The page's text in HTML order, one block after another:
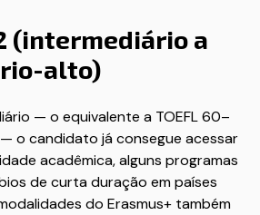
(intermediário a
alto)
— o equivalente a TOEFL 60–
— o candidato já consegue acessar
acadêmica, alguns programas
de curta duração em países
do Erasmus+ também